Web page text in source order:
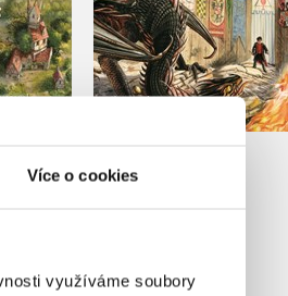
Více o cookies
využíváme soubory
549 Kč